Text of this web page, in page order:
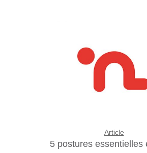
Article
5 postures essentielles